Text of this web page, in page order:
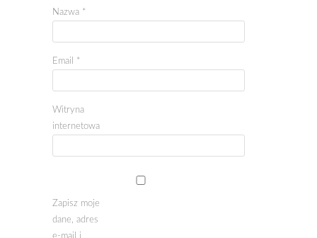
Nazwa *
Email *
Witryna
internetowa
Zapisz moje
dane, adres
e-mail i